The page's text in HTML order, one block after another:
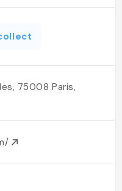
75008 Paris,